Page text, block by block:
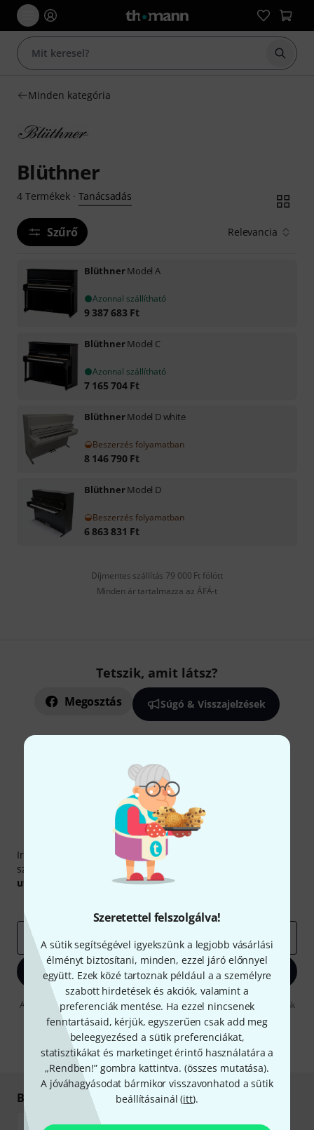
Szeretettel felszolgálva!
A sütik segítségével igyekszünk a legjobb vásárlási
élményt biztosítani, minden, ezzel járó előnnyel
együtt. Ezek közé tartoznak például a a személyre
szabott hirdetések és akciók, valamint a
preferenciák mentése. Ha ezzel nincsenek
fenntartásaid, kérjük, egyszerűen csak add meg
beleegyezésed a sütik preferenciákat,
statisztikákat és marketinget érintő használatára a
„Rendben!” gombra kattintva. (összes mutatása).
A jóváhagyásodat bármikor visszavonhatod a sütik
beállításainál (itt).
Minden kategória
Blüthner
4 Termékek· Tanácsadás
Szűrő Relevancia
BlüthnerModel A
Azonnal szállítható
9 387 683 Ft
BlüthnerModel C
Azonnal szállítható
7 165 704 Ft
BlüthnerModel D white
Beszerzés folyamatban
8 146 790 Ft
BlüthnerModel D
Beszerzés folyamatban
6 863 831 Ft
Díjmentes szállítás 79 000 Ft fölött
Minden ár tartalmazza az ÁFÁ-t
Tetszik, amit látsz?
Megosztás Súgó & Visszajelzések
Thomann hírlevél
Iratkozz fel a Thomann angol nyelvű hírlevelére, és kis
szerencsével megnyerheted a
utalvány
e-mail cím
Bejelentkezés
A "Bejelentkezés" gombra kattintva elfogadja, hogy e-mailben küldjünk
önnek hirdetéseket. Bármikor leiratkozhat erről. A hírlevélről további
információkat azdata protection guideline-ben talál.
* Kitöltés kötelező
Biztonságos vásárlás és fizetés